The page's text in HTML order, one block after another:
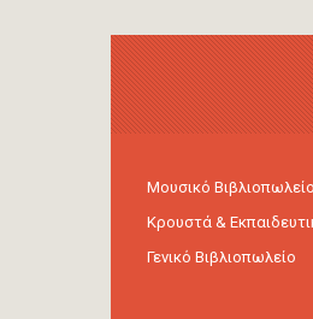
Μουσικό Βιβλιοπωλείο
Κρουστά &
Γενικό Βιβλιοπωλείο